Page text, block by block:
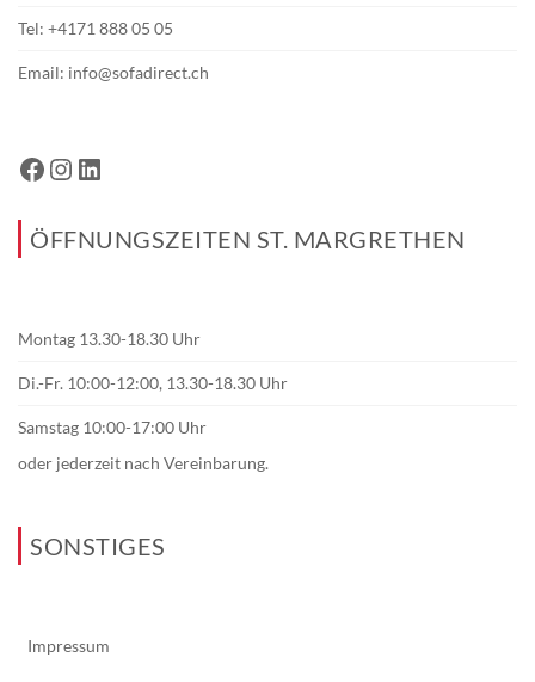
Tel: +4171 888 05 05
Email: info@sofadirect.ch
ÖFFNUNGSZEITEN ST. MARGRETHEN
Montag 13.30-18.30 Uhr
Di.-Fr. 10:00-12:00, 13.30-18.30 Uhr
Samstag 10:00-17:00 Uhr
oder jederzeit nach Vereinbarung.
SONSTIGES
Impressum